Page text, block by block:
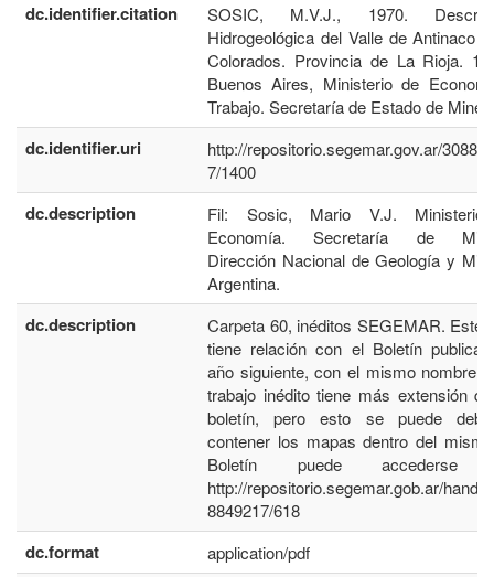
dc.identifier.citation
SOSIC, M.V.J., 1970.
Hidrogeológica del Valle de Antinaco -
Colorados. Provincia de La Rioja.
Buenos Aires, Ministerio de
Trabajo. Secretaría de Estado de
dc.identifier.uri
http://repositorio.segemar.gov.ar/
7/1400
dc.description
Fil: Sosic, Mario V.J.
Economía. Secretaría de
Dirección Nacional de Geología y
Argentina.
dc.description
Carpeta 60, inéditos SEGEMAR. Este
tiene relación con el Boletín
año siguiente, con el mismo nombre.
trabajo inédito tiene más extensión
boletín, pero esto se puede
contener los mapas dentro del
Boletín puede accederse
http://repositorio.segemar.gob.ar/
8849217/618
dc.format application/pdf